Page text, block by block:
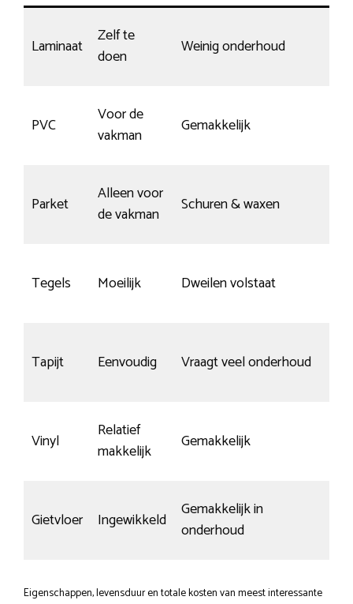
Laminaat
Zelf te
doen
Weinig onderhoud
PVC
Voor de
vakman
Gemakkelijk
Parket
Alleen voor
de vakman
Schuren & waxen
Tegels Moeilijk Dweilen volstaat
Tapijt Eenvoudig Vraagt veel onderhoud
Vinyl
Relatief
makkelijk
Gemakkelijk
Gietvloer Ingewikkeld
Gemakkelijk in
onderhoud
Eigenschappen, levensduur en totale kosten van meest interessante